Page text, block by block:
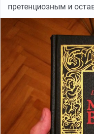
претенциозным и